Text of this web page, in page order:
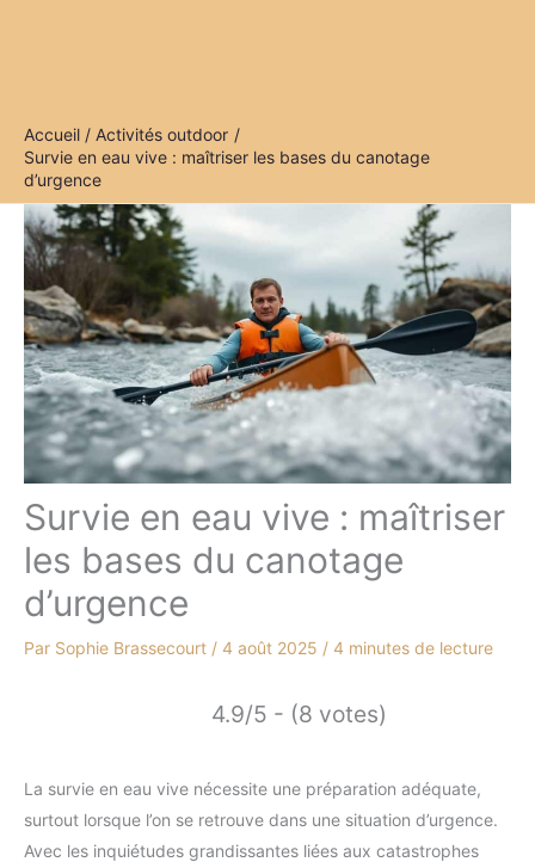
Accueil
Activités outdoor
Survie en eau vive : maîtriser les bases du canotage
d’urgence
Survie en eau vive : maîtriser
les bases du canotage
d’urgence
Par Sophie Brassecourt / 4 août 2025 / 4 minutes de lecture
4.9/5 - (8 votes)
La survie en eau vive nécessite une préparation adéquate,
surtout lorsque l’on se retrouve dans une situation d’urgence.
Avec les inquiétudes grandissantes liées aux catastrophes